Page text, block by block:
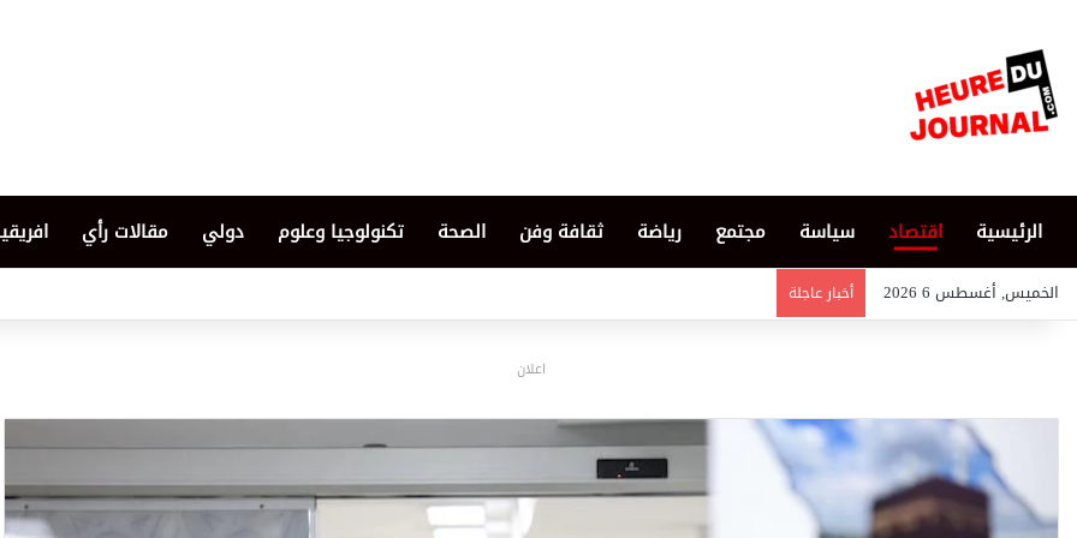
الرئيسية اقتصاد سياسة مجتمع رياضة ثقافة وفن الصحة تكنولوجيا وعلوم دولي مقالات رأي
الخميس, أغسطس 6 2026 أخبار عاجلة
اعلان